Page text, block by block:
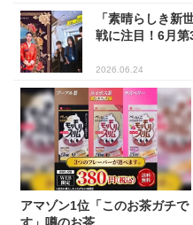
「素晴らしき新
戦に注目！6月
2026.06.24
アマゾン1位「このお茶ガチで
す」噂のお茶